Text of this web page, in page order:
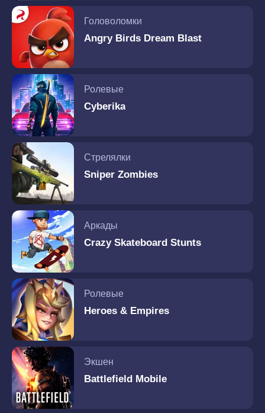
Головоломки
Angry Birds Dream Blast
Ролевые
Cyberika
Стрелялки
Sniper Zombies
Аркады
Crazy Skateboard Stunts
Ролевые
Heroes & Empires
Экшен
Battlefield Mobile